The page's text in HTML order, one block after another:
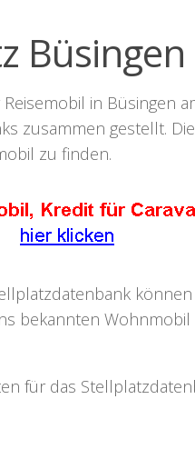
in Büsingen
zusammen gestellt.
zu finden.
bekannten
für das